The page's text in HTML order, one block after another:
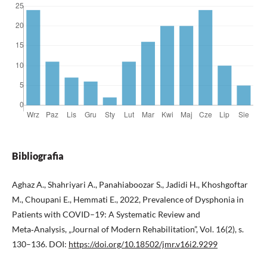
Bibliografia
Aghaz A., Shahriyari A., Panahiaboozar S., Jadidi H., Khoshgoftar
M., Choupani E., Hemmati E., 2022, Prevalence of Dysphonia in
Patients with COVID–19: A Systematic Review and
Meta‑Analysis, „Journal of Modern Rehabilitation”, Vol. 16(2), s.
130–136. DOI: https://doi.org/10.18502/jmr.v16i2.9299